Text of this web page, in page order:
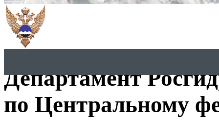
Департамент
по Центральному